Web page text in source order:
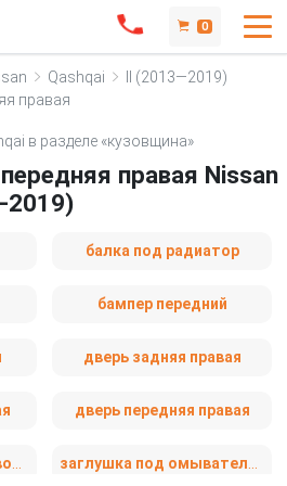
0
Qashqai
II (2013—2019)
правая
в разделе «кузовщина»
правая Nissan
балка под радиатор
бампер передний
дверь задняя правая
дверь передняя правая